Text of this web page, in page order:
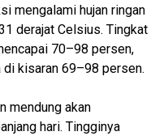
mengalami hujan ringan
derajat Celsius. Tingkat
70–98 persen,
di kisaran 69–98 persen.
mendung akan
hari. Tingginya